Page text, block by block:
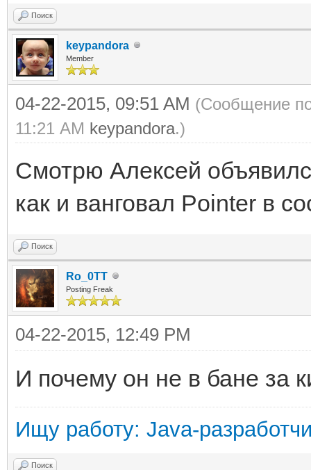
Поиск
keypandora
Member
04-22-2015, 09:51 AM (Сообщение
11:21 AM keypandora.)
Смотрю Алексей
как и ванговал Pointer в
Поиск
Ro_0TT
Posting Freak
04-22-2015, 12:49 PM
И почему он не в бане за
Ищу работу: Java-
Поиск